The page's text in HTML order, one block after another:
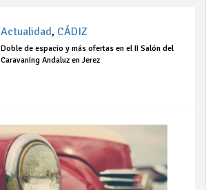
Actualidad, CÁDIZ
Doble de espacio y más ofertas en el II Salón del
Caravaning Andaluz en Jerez